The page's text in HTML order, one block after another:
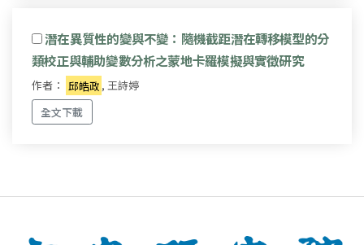
潛在異質性的變與不變：隨機截距潛在轉移模型的分
類校正與輔助變數分析之蒙地卡羅模擬與實徵研究
作者： 邱皓政 , 王詩婷
全文下載